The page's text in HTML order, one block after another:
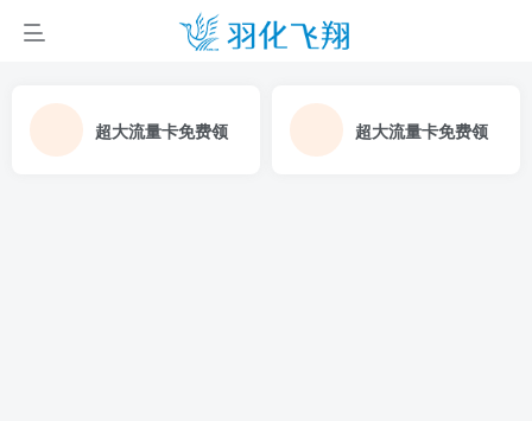
超大流量卡免费领 超大流量卡免费领